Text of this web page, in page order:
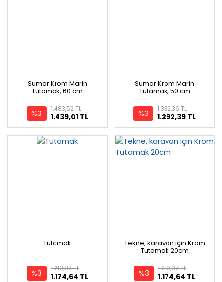
Sumar Krom Marin
Tutamak, 60 cm
%3 1.439,01 TL
1.483,52 TL
Sumar Krom Marin
Tutamak, 50 cm
%3 1.292,39 TL
1.332,36 TL
Tutamak
%3 1.174,64 TL
1.210,97 TL
Tekne, karavan için Krom
Tutamak 20cm
%3 1.174,64 TL
1.210,97 TL